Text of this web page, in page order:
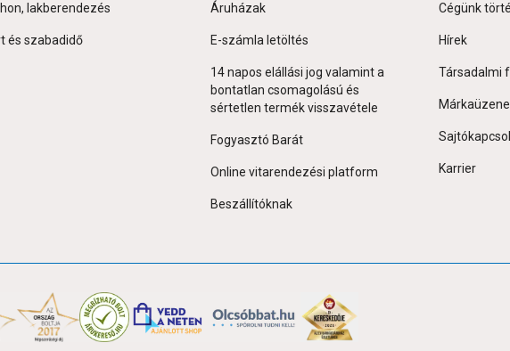
lakberendezés
és szabadidő
Áruházak
E-számla letöltés
14 napos elállási jog valamint a
bontatlan csomagolású és
sértetlen termék visszavétele
Fogyasztó Barát
Online vitarendezési platform
Beszállítóknak
Cégünk
Hírek
Társadalmi
Karrier